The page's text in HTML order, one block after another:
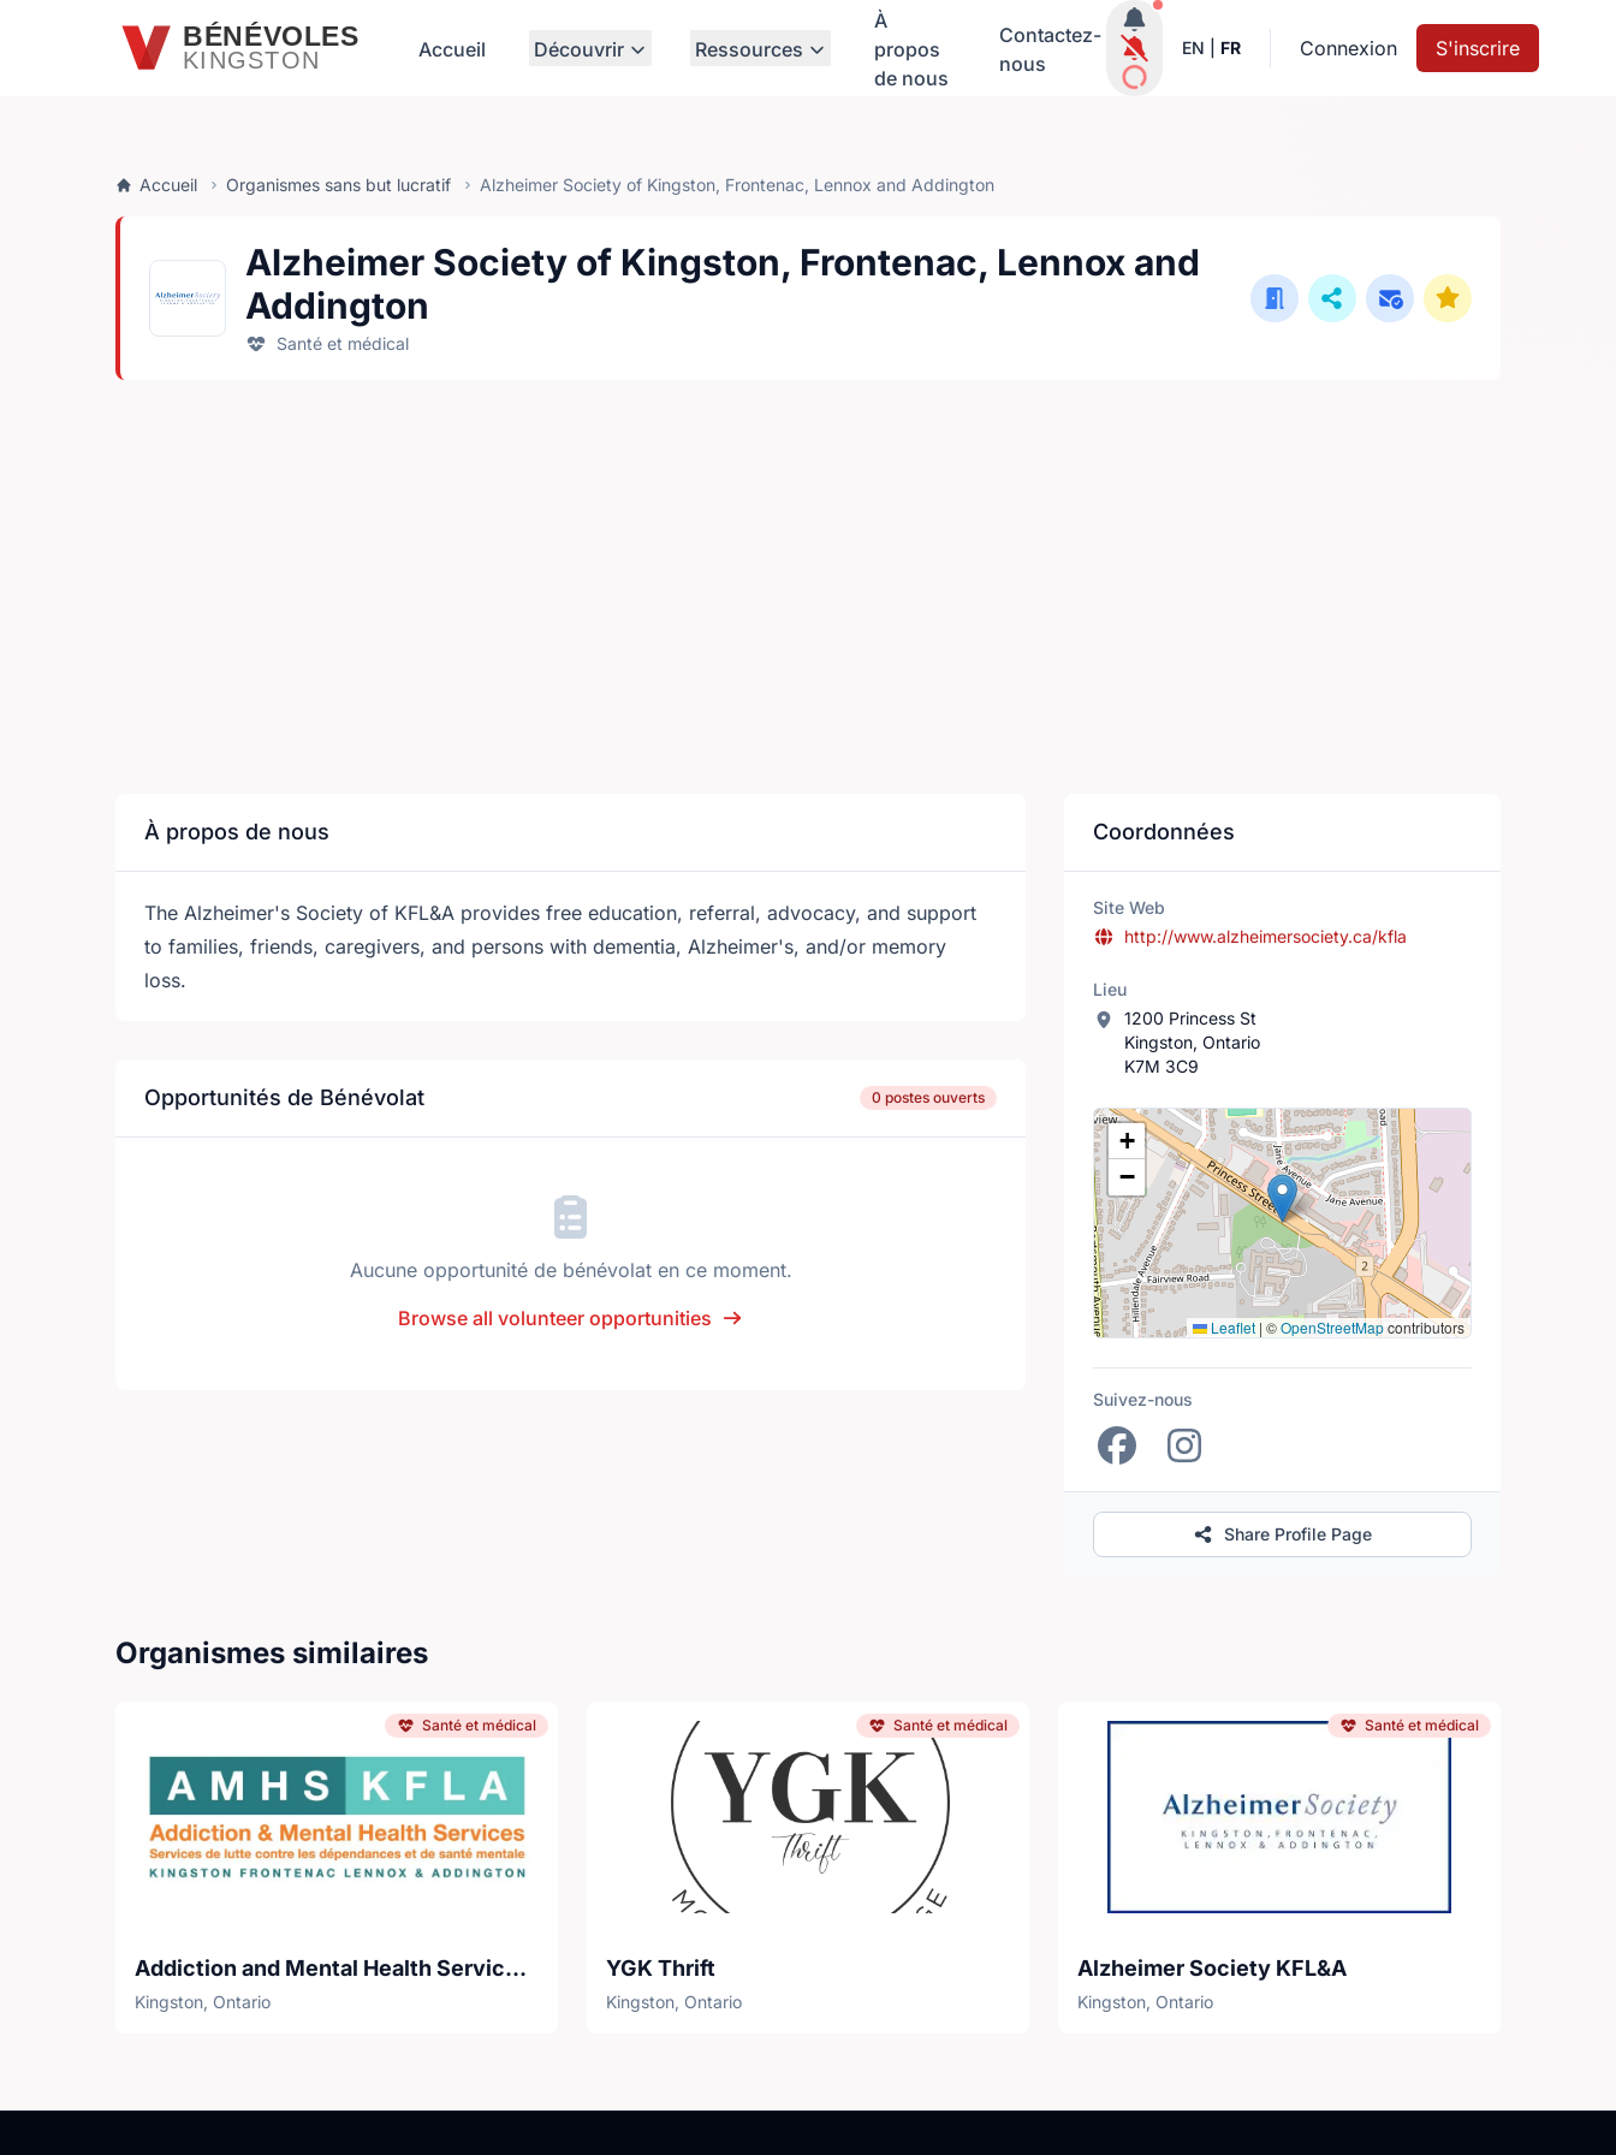
Passer au contenu principalBÉNÉVOLES
KINGSTON Accueil Découvrir Ressources
À
propos
de nous
Contactez-
nous
Notifications actives
EN FR Connexion S'inscrire
Accueil Organismes sans but lucratif Alzheimer Society of Kingston, Frontenac, Lennox and Addington
Alzheimer Society of Kingston, Frontenac, Lennox and
Addington
Santé et médical
À propos de nous
The Alzheimer's Society of KFL&A provides free education, referral, advocacy, and support
to families, friends, caregivers, and persons with dementia, Alzheimer's, and/or memory
loss.
Opportunités de Bénévolat 0 postes ouverts
Aucune opportunité de bénévolat en ce moment.
Browse all volunteer opportunities
Coordonnées
Site Web
http://www.alzheimersociety.ca/kfla
Lieu
1200 Princess St
Kingston, Ontario
K7M 3C9
Lieu
+
−
Leaflet | ©OpenStreetMapcontributors
Suivez-nous
Share Profile Page
Organismes similaires
Santé et médical
Addiction and Mental Health Services - KFLA
Kingston, Ontario
Santé et médical
YGK Thrift
Kingston, Ontario
Santé et médical
Alzheimer Society KFL&A
Kingston, Ontario